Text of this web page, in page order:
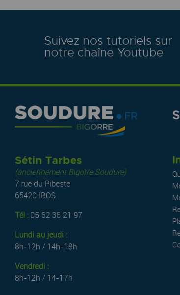
Suivez nos tutoriels sur
notre chaîne Youtube
Sétin Tarbes
(anciennement Bigorre Soudure)
7 rue du Pibeste
65420 IBOS
Tél : 05 62 36 21 97
Lundi au jeudi :
8h-12h / 14h-18h
Vendredi :
8h-12h / 14-17h